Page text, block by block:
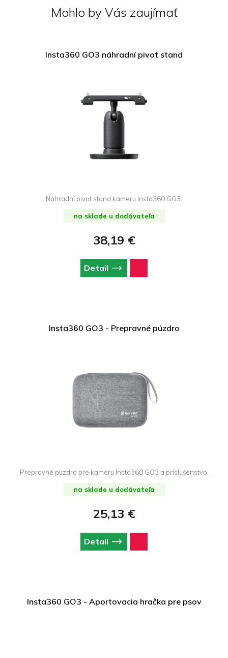
Mohlo by Vás zaujímať
Insta360 GO3 náhradní pivot stand
Náhradní pivot stand kameru Insta360 GO3.
na sklade u dodávateľa
38,19 €
Detail
Insta360 GO3 - Prepravné púzdro
Prepravné puzdro pre kameru Insta360 GO3 a príslušenstvo.
na sklade u dodávateľa
25,13 €
Detail
Insta360 GO3 - Aportovacia hračka pre psov